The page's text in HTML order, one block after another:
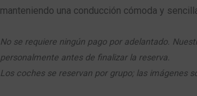
manteniendo una conducción cómoda y
No se requiere ningún pago por adelantado.
personalmente antes de finalizar la reserva.
Los coches se reservan por grupo; las imágenes